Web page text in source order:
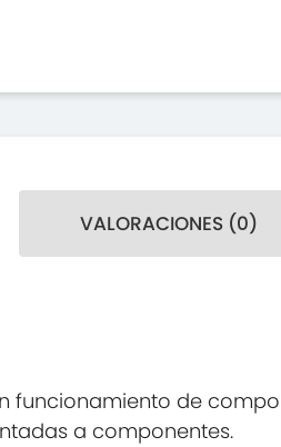
VALORACIONES (0)
funcionamiento de
a componentes.